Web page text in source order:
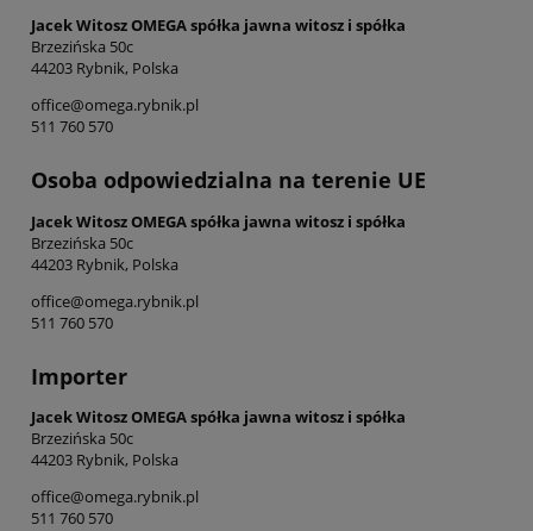
Jacek Witosz OMEGA spółka jawna witosz i spółka
Brzezińska 50c
44203 Rybnik, Polska
office@omega.rybnik.pl
511 760 570
Osoba odpowiedzialna na terenie UE
Jacek Witosz OMEGA spółka jawna witosz i spółka
Brzezińska 50c
44203 Rybnik, Polska
office@omega.rybnik.pl
511 760 570
Importer
Jacek Witosz OMEGA spółka jawna witosz i spółka
Brzezińska 50c
44203 Rybnik, Polska
office@omega.rybnik.pl
511 760 570